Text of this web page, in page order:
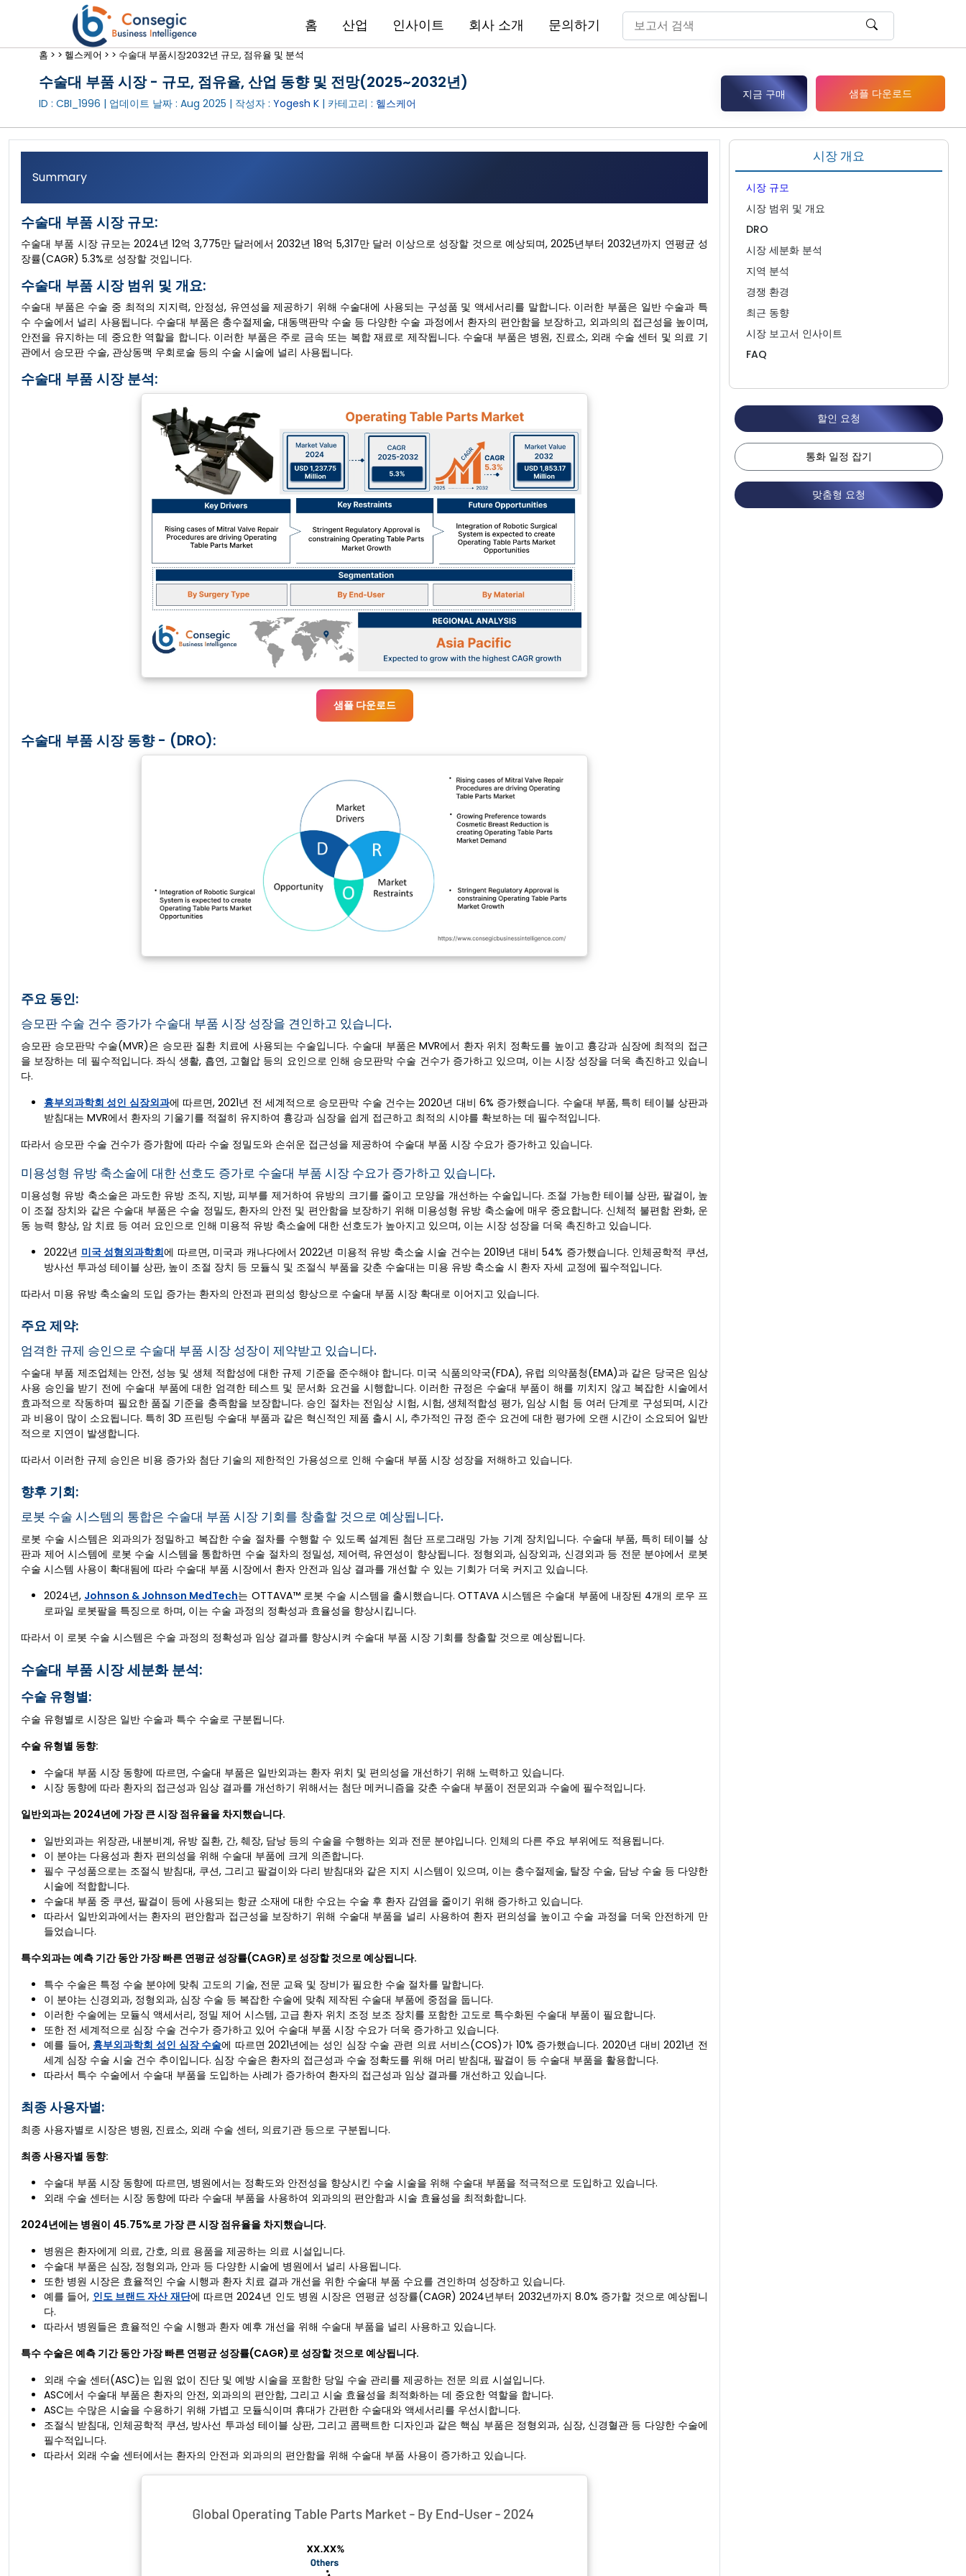
홈 산업 인사이트 회사 소개 문의하기
홈 > > 헬스케어 > > 수술대 부품시장2032년 규모, 점유율 및 분석
수술대 부품 시장 - 규모, 점유율, 산업 동향 및 전망(2025~2032년)
ID : CBI_1996 | 업데이트 날짜 : Aug 2025 | 작성자 : Yogesh K| 카테고리 : 헬스케어
지금 구매 샘플 다운로드
Summary
수술대 부품 시장 규모:
수술대 부품 시장 규모는 2024년 12억 3,775만 달러에서 2032년 18억 5,317만 달러 이상으로 성장할 것으로 예상되며, 2025년부터 2032년까지 연평균 성
장률(CAGR) 5.3%로 성장할 것입니다.
수술대 부품 시장 범위 및 개요:
수술대 부품은 수술 중 최적의 지지력, 안정성, 유연성을 제공하기 위해 수술대에 사용되는 구성품 및 액세서리를 말합니다. 이러한 부품은 일반 수술과 특
수 수술에서 널리 사용됩니다. 수술대 부품은 충수절제술, 대동맥판막 수술 등 다양한 수술 과정에서 환자의 편안함을 보장하고, 외과의의 접근성을 높이며,
안전을 유지하는 데 중요한 역할을 합니다. 이러한 부품은 주로 금속 또는 복합 재료로 제작됩니다. 수술대 부품은 병원, 진료소, 외래 수술 센터 및 의료 기
관에서 승모판 수술, 관상동맥 우회로술 등의 수술 시술에 널리 사용됩니다.
수술대 부품 시장 분석:
샘플 다운로드
수술대 부품 시장 동향 - (DRO):
주요 동인:
승모판 수술 건수 증가가 수술대 부품 시장 성장을 견인하고 있습니다.
승모판 승모판막 수술(MVR)은 승모판 질환 치료에 사용되는 수술입니다. 수술대 부품은 MVR에서 환자 위치 정확도를 높이고 흉강과 심장에 최적의 접근
을 보장하는 데 필수적입니다. 좌식 생활, 흡연, 고혈압 등의 요인으로 인해 승모판막 수술 건수가 증가하고 있으며, 이는 시장 성장을 더욱 촉진하고 있습니
다.
흉부외과학회 성인 심장외과에 따르면, 2021년 전 세계적으로 승모판막 수술 건수는 2020년 대비 6% 증가했습니다. 수술대 부품, 특히 테이블 상판과
받침대는 MVR에서 환자의 기울기를 적절히 유지하여 흉강과 심장을 쉽게 접근하고 최적의 시야를 확보하는 데 필수적입니다.
따라서 승모판 수술 건수가 증가함에 따라 수술 정밀도와 손쉬운 접근성을 제공하여 수술대 부품 시장 수요가 증가하고 있습니다.
미용성형 유방 축소술에 대한 선호도 증가로 수술대 부품 시장 수요가 증가하고 있습니다.
미용성형 유방 축소술은 과도한 유방 조직, 지방, 피부를 제거하여 유방의 크기를 줄이고 모양을 개선하는 수술입니다. 조절 가능한 테이블 상판, 팔걸이, 높
이 조절 장치와 같은 수술대 부품은 수술 정밀도, 환자의 안전 및 편안함을 보장하기 위해 미용성형 유방 축소술에 매우 중요합니다. 신체적 불편함 완화, 운
동 능력 향상, 암 치료 등 여러 요인으로 인해 미용적 유방 축소술에 대한 선호도가 높아지고 있으며, 이는 시장 성장을 더욱 촉진하고 있습니다.
2022년 미국 성형외과학회에 따르면, 미국과 캐나다에서 2022년 미용적 유방 축소술 시술 건수는 2019년 대비 54% 증가했습니다. 인체공학적 쿠션,
방사선 투과성 테이블 상판, 높이 조절 장치 등 모듈식 및 조절식 부품을 갖춘 수술대는 미용 유방 축소술 시 환자 자세 교정에 필수적입니다.
따라서 미용 유방 축소술의 도입 증가는 환자의 안전과 편의성 향상으로 수술대 부품 시장 확대로 이어지고 있습니다.
주요 제약:
엄격한 규제 승인으로 수술대 부품 시장 성장이 제약받고 있습니다.
수술대 부품 제조업체는 안전, 성능 및 생체 적합성에 대한 규제 기준을 준수해야 합니다. 미국 식품의약국(FDA), 유럽 의약품청(EMA)과 같은 당국은 임상
사용 승인을 받기 전에 수술대 부품에 대한 엄격한 테스트 및 문서화 요건을 시행합니다. 이러한 규정은 수술대 부품이 해를 끼치지 않고 복잡한 시술에서
효과적으로 작동하며 필요한 품질 기준을 충족함을 보장합니다. 승인 절차는 전임상 시험, 시험, 생체적합성 평가, 임상 시험 등 여러 단계로 구성되며, 시간
과 비용이 많이 소요됩니다. 특히 3D 프린팅 수술대 부품과 같은 혁신적인 제품 출시 시, 추가적인 규정 준수 요건에 대한 평가에 오랜 시간이 소요되어 일반
적으로 지연이 발생합니다.
따라서 이러한 규제 승인은 비용 증가와 첨단 기술의 제한적인 가용성으로 인해 수술대 부품 시장 성장을 저해하고 있습니다.
향후 기회:
로봇 수술 시스템의 통합은 수술대 부품 시장 기회를 창출할 것으로 예상됩니다.
로봇 수술 시스템은 외과의가 정밀하고 복잡한 수술 절차를 수행할 수 있도록 설계된 첨단 프로그래밍 가능 기계 장치입니다. 수술대 부품, 특히 테이블 상
판과 제어 시스템에 로봇 수술 시스템을 통합하면 수술 절차의 정밀성, 제어력, 유연성이 향상됩니다. 정형외과, 심장외과, 신경외과 등 전문 분야에서 로봇
수술 시스템 사용이 확대됨에 따라 수술대 부품 시장에서 환자 안전과 임상 결과를 개선할 수 있는 기회가 더욱 커지고 있습니다.
2024년, Johnson & Johnson MedTech는 OTTAVA™ 로봇 수술 시스템을 출시했습니다. OTTAVA 시스템은 수술대 부품에 내장된 4개의 로우 프
로파일 로봇팔을 특징으로 하며, 이는 수술 과정의 정확성과 효율성을 향상시킵니다.
따라서 이 로봇 수술 시스템은 수술 과정의 정확성과 임상 결과를 향상시켜 수술대 부품 시장 기회를 창출할 것으로 예상됩니다.
수술대 부품 시장 세분화 분석:
수술 유형별:
수술 유형별로 시장은 일반 수술과 특수 수술로 구분됩니다.
수술 유형별 동향:
수술대 부품 시장 동향에 따르면, 수술대 부품은 일반외과는 환자 위치 및 편의성을 개선하기 위해 노력하고 있습니다.
시장 동향에 따라 환자의 접근성과 임상 결과를 개선하기 위해서는 첨단 메커니즘을 갖춘 수술대 부품이 전문외과 수술에 필수적입니다.
일반외과는 2024년에 가장 큰 시장 점유율을 차지했습니다.
일반외과는 위장관, 내분비계, 유방 질환, 간, 췌장, 담낭 등의 수술을 수행하는 외과 전문 분야입니다. 인체의 다른 주요 부위에도 적용됩니다.
이 분야는 다용성과 환자 편의성을 위해 수술대 부품에 크게 의존합니다.
필수 구성품으로는 조절식 받침대, 쿠션, 그리고 팔걸이와 다리 받침대와 같은 지지 시스템이 있으며, 이는 충수절제술, 탈장 수술, 담낭 수술 등 다양한
시술에 적합합니다.
수술대 부품 중 쿠션, 팔걸이 등에 사용되는 항균 소재에 대한 수요는 수술 후 환자 감염을 줄이기 위해 증가하고 있습니다.
따라서 일반외과에서는 환자의 편안함과 접근성을 보장하기 위해 수술대 부품을 널리 사용하여 환자 편의성을 높이고 수술 과정을 더욱 안전하게 만
들었습니다.
특수외과는 예측 기간 동안 가장 빠른 연평균 성장률(CAGR)로 성장할 것으로 예상됩니다.
특수 수술은 특정 수술 분야에 맞춰 고도의 기술, 전문 교육 및 장비가 필요한 수술 절차를 말합니다.
이 분야는 신경외과, 정형외과, 심장 수술 등 복잡한 수술에 맞춰 제작된 수술대 부품에 중점을 둡니다.
이러한 수술에는 모듈식 액세서리, 정밀 제어 시스템, 고급 환자 위치 조정 보조 장치를 포함한 고도로 특수화된 수술대 부품이 필요합니다.
또한 전 세계적으로 심장 수술 건수가 증가하고 있어 수술대 부품 시장 수요가 더욱 증가하고 있습니다.
예를 들어, 흉부외과학회 성인 심장 수술에 따르면 2021년에는 성인 심장 수술 관련 의료 서비스(COS)가 10% 증가했습니다. 2020년 대비 2021년 전
세계 심장 수술 시술 건수 추이입니다. 심장 수술은 환자의 접근성과 수술 정확도를 위해 머리 받침대, 팔걸이 등 수술대 부품을 활용합니다.
따라서 특수 수술에서 수술대 부품을 도입하는 사례가 증가하여 환자의 접근성과 임상 결과를 개선하고 있습니다.
최종 사용자별:
최종 사용자별로 시장은 병원, 진료소, 외래 수술 센터, 의료기관 등으로 구분됩니다.
최종 사용자별 동향:
수술대 부품 시장 동향에 따르면, 병원에서는 정확도와 안전성을 향상시킨 수술 시술을 위해 수술대 부품을 적극적으로 도입하고 있습니다.
외래 수술 센터는 시장 동향에 따라 수술대 부품을 사용하여 외과의의 편안함과 시술 효율성을 최적화합니다.
2024년에는 병원이 45.75%로 가장 큰 시장 점유율을 차지했습니다.
병원은 환자에게 의료, 간호, 의료 용품을 제공하는 의료 시설입니다.
수술대 부품은 심장, 정형외과, 안과 등 다양한 시술에 병원에서 널리 사용됩니다.
또한 병원 시장은 효율적인 수술 시행과 환자 치료 결과 개선을 위한 수술대 부품 수요를 견인하며 성장하고 있습니다.
예를 들어, 인도 브랜드 자산 재단에 따르면 2024년 인도 병원 시장은 연평균 성장률(CAGR) 2024년부터 2032년까지 8.0% 증가할 것으로 예상됩니
다.
따라서 병원들은 효율적인 수술 시행과 환자 예후 개선을 위해 수술대 부품을 널리 사용하고 있습니다.
특수 수술은 예측 기간 동안 가장 빠른 연평균 성장률(CAGR)로 성장할 것으로 예상됩니다.
외래 수술 센터(ASC)는 입원 없이 진단 및 예방 시술을 포함한 당일 ​​수술 관리를 제공하는 전문 의료 시설입니다.
ASC에서 수술대 부품은 환자의 안전, 외과의의 편안함, 그리고 시술 효율성을 최적화하는 데 중요한 역할을 합니다.
ASC는 수많은 시술을 수용하기 위해 가볍고 모듈식이며 휴대가 간편한 수술대와 액세서리를 우선시합니다.
조절식 받침대, 인체공학적 쿠션, 방사선 투과성 테이블 상판, 그리고 콤팩트한 디자인과 같은 핵심 부품은 정형외과, 심장, 신경혈관 등 다양한 수술에
필수적입니다.
따라서 외래 수술 센터에서는 환자의 안전과 외과의의 편안함을 위해 수술대 부품 사용이 증가하고 있습니다.
시장 개요
시장 규모
시장 범위 및 개요
DRO
시장 세분화 분석
지역 분석
경쟁 환경
최근 동향
시장 보고서 인사이트
FAQ
할인 요청
통화 일정 잡기
맞춤형 요청